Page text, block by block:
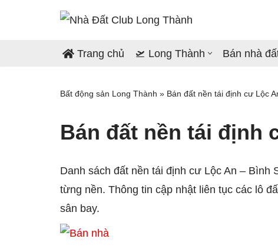
Trang chủ 🛫 Long Thành Bán nhà
Bất động sản Long Thành » Bán đất nền tái định cư Lộc
Bán đất nền tái định
Danh sách đất nền tái định cư Lộc An – Bình
từng nền. Thông tin cập nhật liên tục các lô
sân bay.